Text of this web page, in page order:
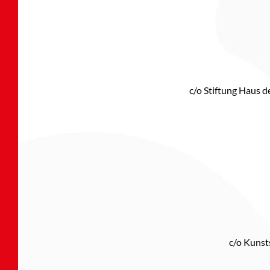
c/o Stiftung Haus
c/o